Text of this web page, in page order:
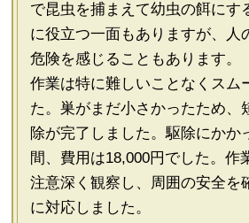
で昆虫を捕まえて幼虫の餌にす
に役立つ一面もありますが、人
危険を感じることもあります。
作業は特に難しいことなくスム
た。巣がまだ小さかったため、
除が完了しました。駆除にかか
間、費用は18,000円でした。作
注意深く観察し、周囲の安全を
に対応しました。